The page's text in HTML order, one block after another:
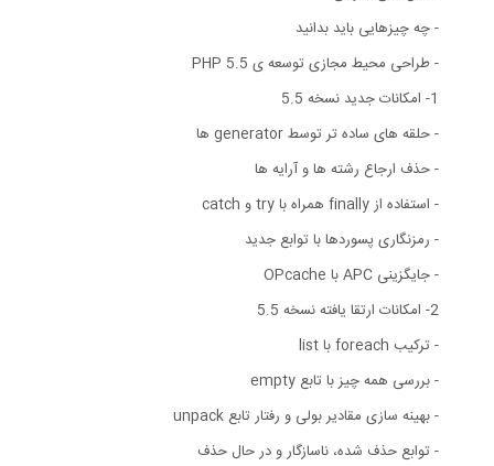
- چه چیزهایی باید بدانید
- طراحی محیط مجازی توسعه ی PHP 5.5
1- امکانات جدید نسخه 5.5
- حلقه های ساده تر توسط generator ها
- حذف ارجاع رشته ها و آرایه ها
- استفاده از finally همراه با try و catch
- رمزنگاری پسوردها با توابع جدید
- جایگزینی APC با OPcache
2- امکانات ارتقا یافته نسخه 5.5
- ترکیب foreach با list
- بررسی همه چیز با تابع empty
- بهینه سازی مقادیر بولی و رفتار تابع unpack
- توابع حذف شده، ناسازگار و در حال حذف